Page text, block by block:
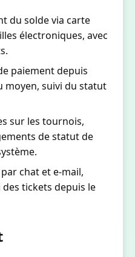
du solde via carte
électroniques, avec
paiement depuis
moyen, suivi du statut
sur les tournois,
de statut de
chat et e-mail,
des tickets depuis le